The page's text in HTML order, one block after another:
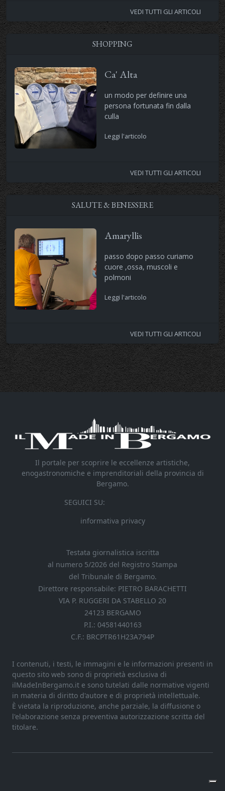
VEDI TUTTI GLI ARTICOLI
SHOPPING
Ca' Alta
un modo per definire una
persona fortunata fin dalla
culla
Leggi l'articolo
VEDI TUTTI GLI ARTICOLI
SALUTE & BENESSERE
Amaryllis
passo dopo passo curiamo
cuore ,ossa, muscoli e
polmoni
Leggi l'articolo
VEDI TUTTI GLI ARTICOLI
Il portale per scoprire le eccellenze artistiche,
enogastronomiche e imprenditoriali della provincia di
Bergamo.
SEGUICI SU:
informativa privacy
Testata giornalistica iscritta
al numero 5/2026 del Registro Stampa
del Tribunale di Bergamo.
Direttore responsabile: PIETRO BARACHETTI
VIA P. RUGGERI DA STABELLO 20
24123 BERGAMO
P.I.: 04581440163
C.F.: BRCPTR61H23A794P
I contenuti, i testi, le immagini e le informazioni presenti in
questo sito web sono di proprietà esclusiva di
ilMadeInBergamo.it e sono tutelati dalle normative vigenti
in materia di diritto d'autore e di proprietà intellettuale.
È vietata la riproduzione, anche parziale, la diffusione o
l'elaborazione senza preventiva autorizzazione scritta del
titolare.